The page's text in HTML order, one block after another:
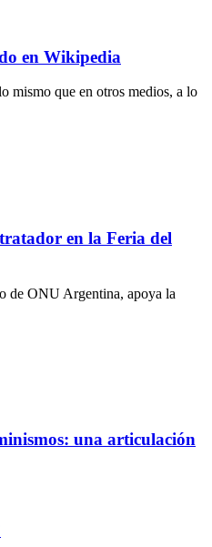
en Wikipedia
mismo que en otros medios, a lo
en la Feria del
de ONU Argentina, apoya la
una articulación